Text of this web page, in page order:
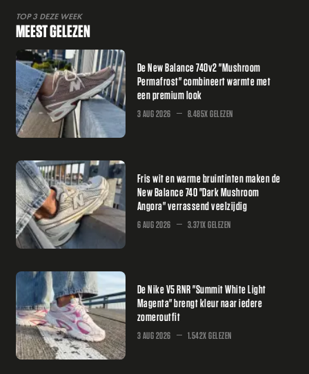
TOP 3 DEZE WEEK
MEEST GELEZEN
De New Balance 740v2 "Mushroom
Permafrost" combineert warmte met
een premium look
3 AUG 2026 8.485X GELEZEN
Fris wit en warme bruintinten maken de
New Balance 740 "Dark Mushroom
Angora" verrassend veelzijdig
6 AUG 2026 3.371X GELEZEN
De Nike V5 RNR "Summit White Light
Magenta" brengt kleur naar iedere
zomeroutfit
3 AUG 2026 1.542X GELEZEN